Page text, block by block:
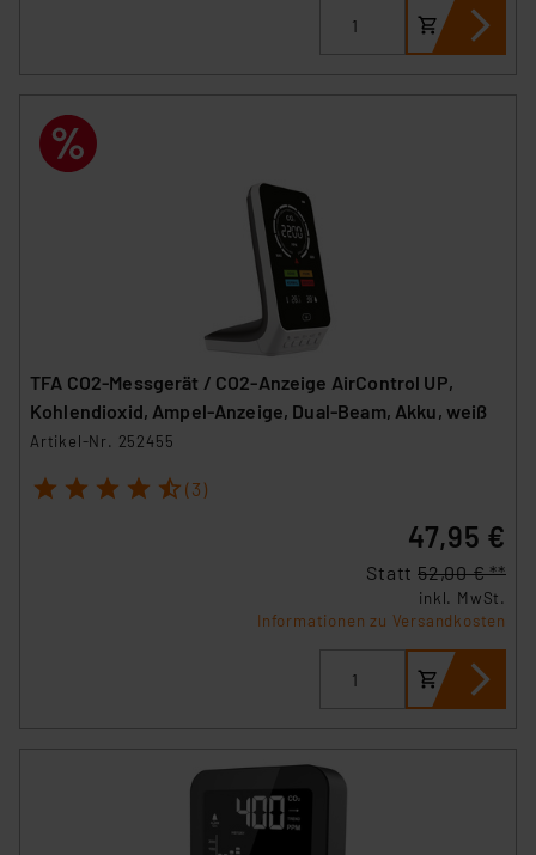
TFA CO2-Messgerät / CO2-Anzeige AirControl UP,
Kohlendioxid, Ampel-Anzeige, Dual-Beam, Akku, weiß
Artikel-Nr. 252455
1 2 3 4 5 (3)
47,95 €
Statt 52,00 € **
inkl. MwSt.
Informationen zu Versandkosten